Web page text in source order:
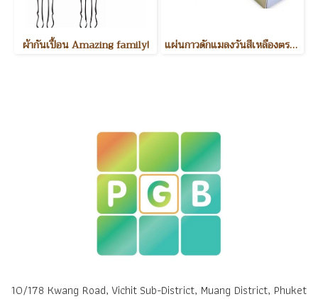
ผ้ากันเปื้อน Amazing family! แผ่นกาวดักแมลงวันสีเหลืองตรากระต่าย Insect traps
10/178 Kwang Road, Vichit Sub-District, Muang District, Phuket